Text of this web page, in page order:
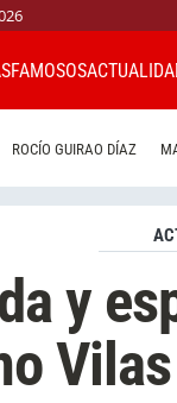
FAMOSOS
ROCÍO GUIRAO DÍAZ
y
Vilas